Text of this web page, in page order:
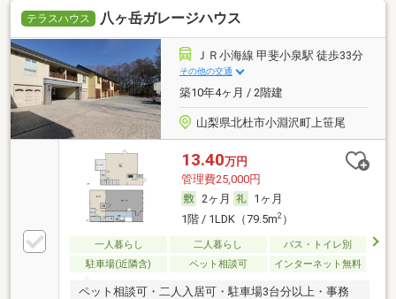
テラスハウス 八ヶ岳ガレージハウス
ＪＲ小海線 甲斐小泉駅 徒歩33分
その他の交通
築10年4ヶ月 / 2階建
山梨県北杜市小淵沢町上笹尾
13.40万円
管理費25,000円
2ヶ月
1ヶ月
1階 / 1LDK（79.5m2）
一人暮らし 二人暮らし
バス・トイレ別
駐車場(近隣含)
ペット相談可 インターネット無料
ペット相談可・二人入居可・駐車場3台分以上・事務